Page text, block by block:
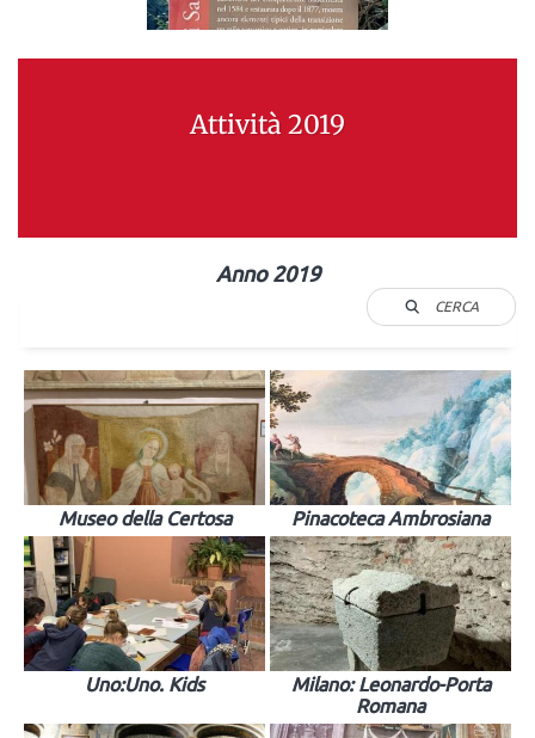
Attività 2019
Anno 2019
CERCA
Museo della Certosa Pinacoteca Ambrosiana
Uno:Uno. Kids
Milano: Leonardo-Porta
Romana